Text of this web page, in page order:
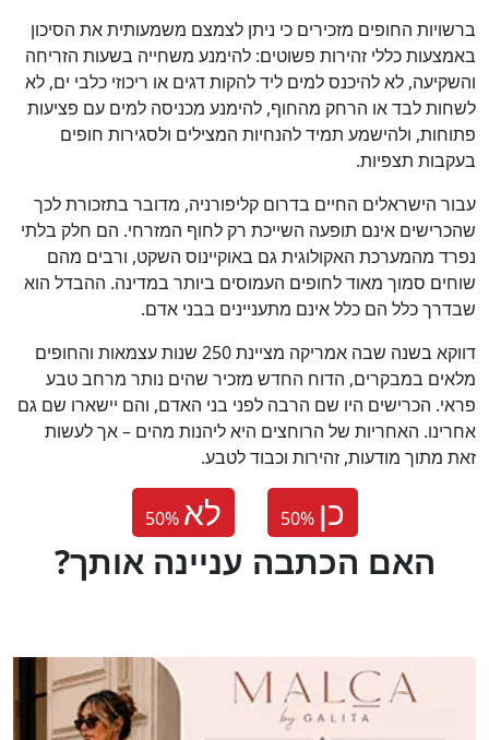
ברשויות החופים מזכירים כי ניתן לצמצם משמעותית את הסיכון
באמצעות כללי זהירות פשוטים: להימנע משחייה בשעות הזריחה
והשקיעה, לא להיכנס למים ליד להקות דגים או ריכוזי כלבי ים, לא
לשחות לבד או הרחק מהחוף, להימנע מכניסה למים עם פציעות
פתוחות, ולהישמע תמיד להנחיות המצילים ולסגירות חופים
בעקבות תצפיות.
עבור הישראלים החיים בדרום קליפורניה, מדובר בתזכורת לכך
שהכרישים אינם תופעה השייכת רק לחוף המזרחי. הם חלק בלתי
נפרד מהמערכת האקולוגית גם באוקיינוס השקט, ורבים מהם
שוחים סמוך מאוד לחופים העמוסים ביותר במדינה. ההבדל הוא
שבדרך כלל הם כלל אינם מתעניינים בבני אדם.
דווקא בשנה שבה אמריקה מציינת 250 שנות עצמאות והחופים
מלאים במבקרים, הדוח החדש מזכיר שהים נותר מרחב טבע
פראי. הכרישים היו שם הרבה לפני בני האדם, והם יישארו שם גם
אחרינו. האחריות של הרוחצים היא ליהנות מהים – אך לעשות
זאת מתוך מודעות, זהירות וכבוד לטבע.
50% לא 50% כן
?האם הכתבה עניינה אותך